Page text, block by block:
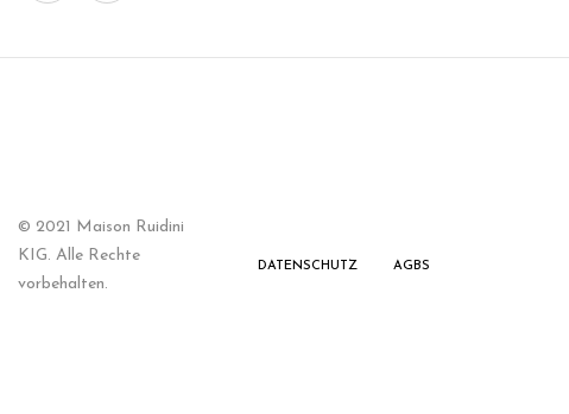
© 2021 Maison Ruidini
KIG. Alle Rechte
vorbehalten.
DATENSCHUTZ AGBS